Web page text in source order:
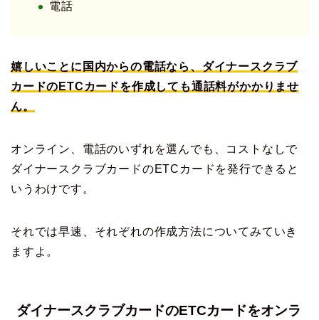
電話
嬉しいことに国内からの電話なら、ダイナースクラブ
カードのETCカードを作成しても通話料がかかりませ
ん。
オンライン、電話のいずれを選んでも、コストなしで
ダイナースクラブカードのETCカードを発行できると
いうわけです。
それでは早速、それぞれの作成方法についてみていき
ますよ。
ダイナースクラブカードのETCカードをオンラ